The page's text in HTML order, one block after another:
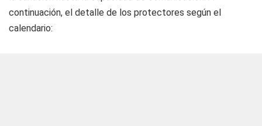
continuación, el detalle de los protectores según el
calendario: